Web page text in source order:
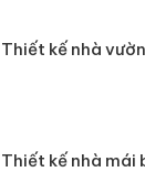
Thiết kế nhà
Thiết kế nhà mái